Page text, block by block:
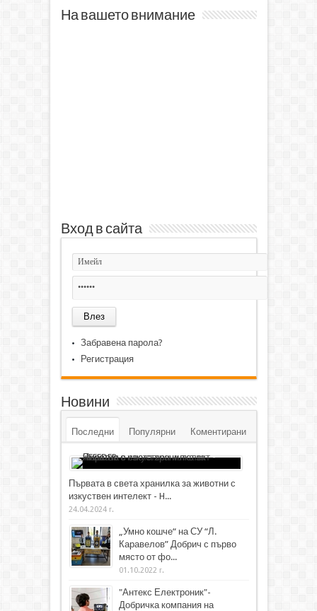
На вашето внимание
Вход в сайта
Забравена парола?
Регистрация
Новини
Последни Популярни Коментирани
Първата в света хранилка за животни с
изкуствен интелект - H...
24.04.2024 г.
„Умно кошче“ на СУ “Л.
Каравелов” Добрич с първо
място от фо...
01.10.2022 г.
"Антекс Електроник"-
Добричка компания на